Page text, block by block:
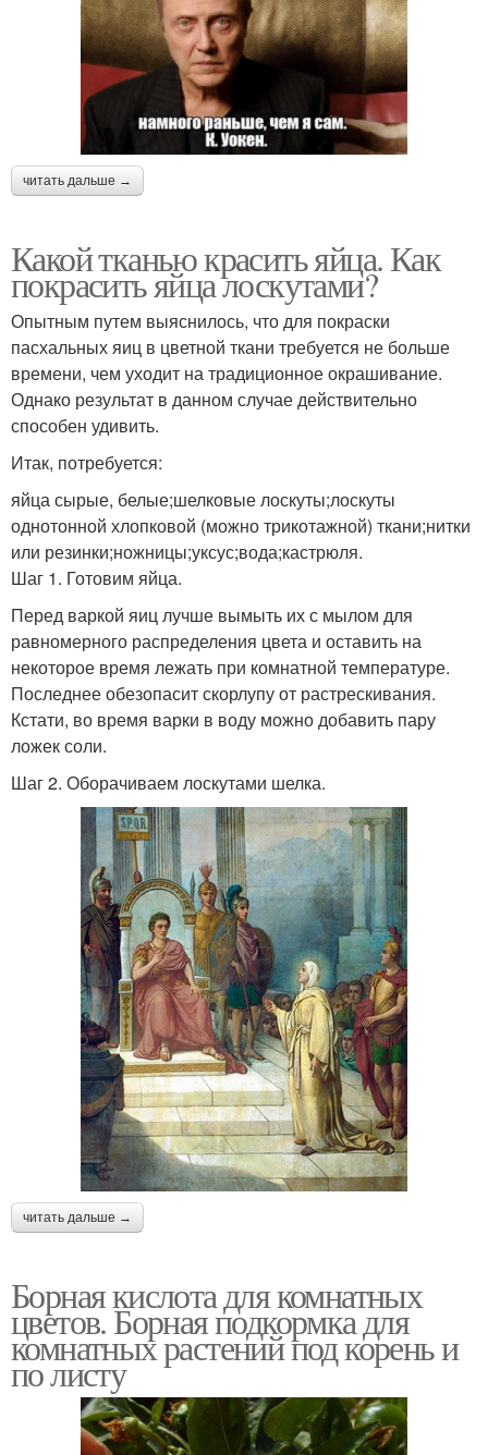
читать дальше →
Какой тканью красить яйца. Как
покрасить яйца лоскутами?
Опытным путем выяснилось, что для покраски
пасхальных яиц в цветной ткани требуется не больше
времени, чем уходит на традиционное окрашивание.
Однако результат в данном случае действительно
способен удивить.
Итак, потребуется:
яйца сырые, белые;шелковые лоскуты;лоскуты
однотонной хлопковой (можно трикотажной) ткани;нитки
или резинки;ножницы;уксус;вода;кастрюля.
Шаг 1. Готовим яйца.
Перед варкой яиц лучше вымыть их с мылом для
равномерного распределения цвета и оставить на
некоторое время лежать при комнатной температуре.
Последнее обезопасит скорлупу от растрескивания.
Кстати, во время варки в воду можно добавить пару
ложек соли.
Шаг 2. Оборачиваем лоскутами шелка.
читать дальше →
Борная кислота для комнатных
цветов. Борная подкормка для
комнатных растений под корень и
по листу